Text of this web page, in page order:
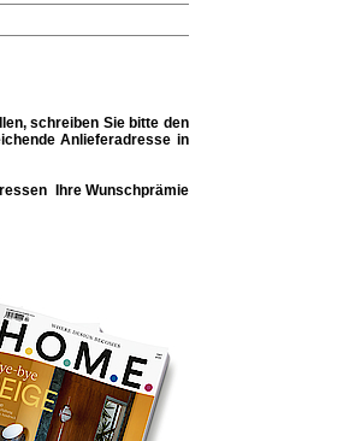
schreiben Sie bitte den
Anlieferadresse in
Ihre Wunschprämie